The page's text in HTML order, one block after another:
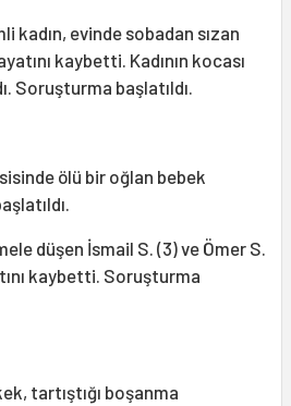
kadın, evinde sobadan sızan
kaybetti. Kadının kocası
Soruşturma başlatıldı.
ölü bir oğlan bebek
düşen İsmail S. (3) ve Ömer S.
kaybetti. Soruşturma
tartıştığı boşanma